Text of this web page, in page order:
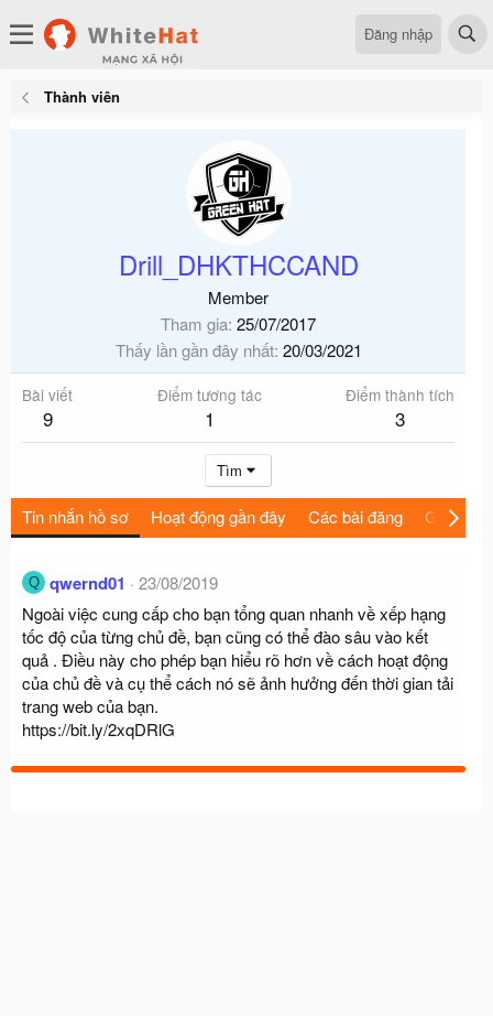
Đăng nhập
Thành viên
Drill_DHKTHCCAND
Member
Tham gia 25/07/2017
Thấy lần gần đây nhất 20/03/2021
Bài viết
9
Điểm tương tác
1
Điểm thành tích
3
Tìm
Tin nhắn hồ sơ Hoạt động gần đây Các bài đăng Giới thiệu
Q qwernd01
23/08/2019
Ngoài việc cung cấp cho bạn tổng quan nhanh về xếp hạng
tốc độ của từng chủ đề, bạn cũng có thể đào sâu vào kết
quả . Điều này cho phép bạn hiểu rõ hơn về cách hoạt động
của chủ đề và cụ thể cách nó sẽ ảnh hưởng đến thời gian tải
trang web của bạn.
https://bit.ly/2xqDRlG